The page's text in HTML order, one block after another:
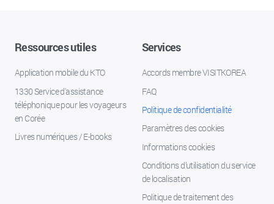
Ressources utiles
Application mobile du KTO
1330 Service d'assistance
téléphonique pour les voyageurs
en Corée
Livres numériques / E-books
Services
Accords membre VISITKOREA
FAQ
Politique de confidentialité
Paramètres des cookies
Informations cookies
Conditions d’utilisation du service
de localisation
Politique de traitement des